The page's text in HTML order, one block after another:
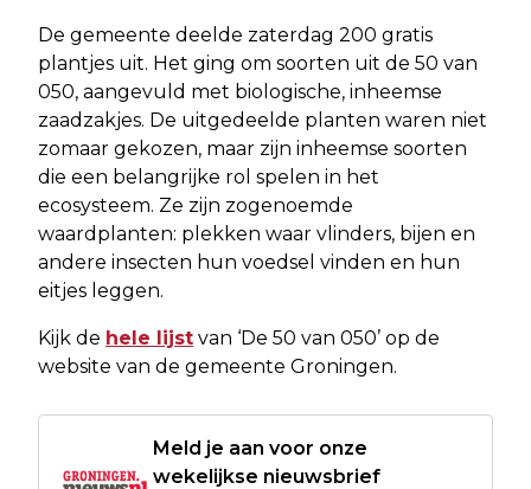
De gemeente deelde zaterdag 200 gratis
plantjes uit. Het ging om soorten uit de 50 van
050, aangevuld met biologische, inheemse
zaadzakjes. De uitgedeelde planten waren niet
zomaar gekozen, maar zijn inheemse soorten
die een belangrijke rol spelen in het
ecosysteem. Ze zijn zogenoemde
waardplanten: plekken waar vlinders, bijen en
andere insecten hun voedsel vinden en hun
eitjes leggen.
Kijk de hele lijst van ‘De 50 van 050’ op de
website van de gemeente Groningen.
Meld je aan voor onze
wekelijkse nieuwsbrief